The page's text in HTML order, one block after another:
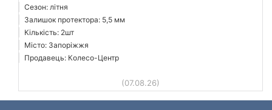
Сезон: літня
Залишок протектора: 5,5 мм
Кількість: 2шт
Місто: Запоріжжя
Продавець: Колесо-Центр
(07.08.26)